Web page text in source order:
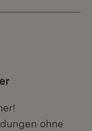
ohne